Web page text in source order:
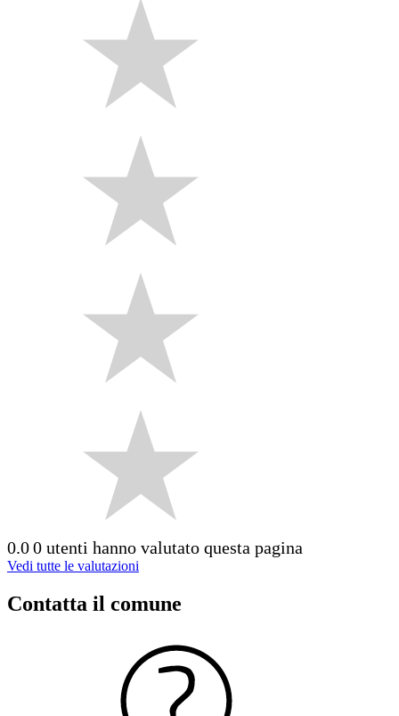
0.00 utenti hanno valutato questa pagina
Vedi tutte le valutazioni
Contatta il comune